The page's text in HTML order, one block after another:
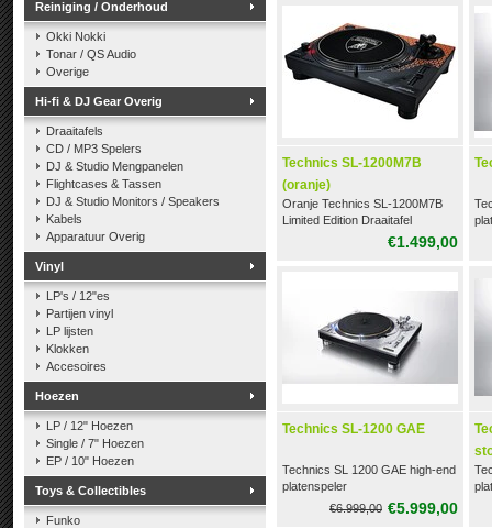
Reiniging / Onderhoud
Okki Nokki
Tonar / QS Audio
Overige
Hi-fi & DJ Gear Overig
Draaitafels
CD / MP3 Spelers
DJ & Studio Mengpanelen
Flightcases & Tassen
DJ & Studio Monitors / Speakers
Kabels
Apparatuur Overig
Vinyl
LP's / 12"es
Partijen vinyl
LP lijsten
Klokken
Accesoires
Hoezen
LP / 12" Hoezen
Single / 7" Hoezen
EP / 10" Hoezen
Toys & Collectibles
Funko
Technics SL-1200M7B
(oranje)
Oranje Technics SL-1200M7B
Limited Edition Draaitafel
€1.499,00
Technics SL-1200 GAE
Technics SL 1200 GAE high-end
platenspeler
€5.999,00
€6.999,00